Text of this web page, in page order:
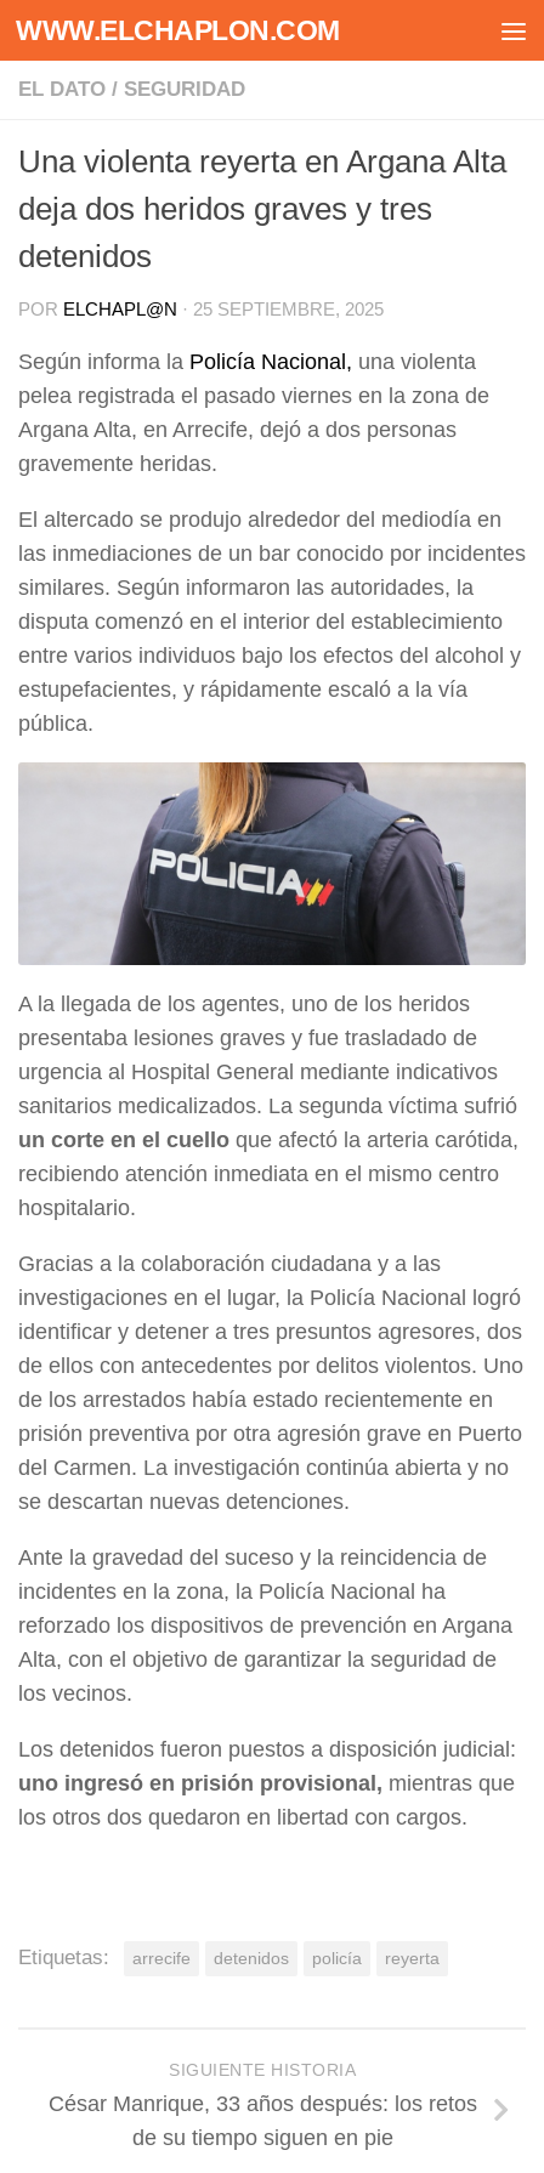
Saltar al contenido
WWW.ELCHAPLON.COM
EL DATO / SEGURIDAD
Una violenta reyerta en Argana Alta
deja dos heridos graves y tres
detenidos
POR ELCHAPL@N · 25 SEPTIEMBRE, 2025
Según informa la Policía Nacional, una violenta
pelea registrada el pasado viernes en la zona de
Argana Alta, en Arrecife, dejó a dos personas
gravemente heridas.
El altercado se produjo alrededor del mediodía en
las inmediaciones de un bar conocido por incidentes
similares. Según informaron las autoridades, la
disputa comenzó en el interior del establecimiento
entre varios individuos bajo los efectos del alcohol y
estupefacientes, y rápidamente escaló a la vía
pública.
A la llegada de los agentes, uno de los heridos
presentaba lesiones graves y fue trasladado de
urgencia al Hospital General mediante indicativos
sanitarios medicalizados. La segunda víctima sufrió
un corte en el cuello que afectó la arteria carótida,
recibiendo atención inmediata en el mismo centro
hospitalario.
Gracias a la colaboración ciudadana y a las
investigaciones en el lugar, la Policía Nacional logró
identificar y detener a tres presuntos agresores, dos
de ellos con antecedentes por delitos violentos. Uno
de los arrestados había estado recientemente en
prisión preventiva por otra agresión grave en Puerto
del Carmen. La investigación continúa abierta y no
se descartan nuevas detenciones.
Ante la gravedad del suceso y la reincidencia de
incidentes en la zona, la Policía Nacional ha
reforzado los dispositivos de prevención en Argana
Alta, con el objetivo de garantizar la seguridad de
los vecinos.
Los detenidos fueron puestos a disposición judicial:
uno ingresó en prisión provisional, mientras que
los otros dos quedaron en libertad con cargos.
Etiquetas: arrecife detenidos policía reyerta
SIGUIENTE HISTORIA
César Manrique, 33 años después: los retos
de su tiempo siguen en pie